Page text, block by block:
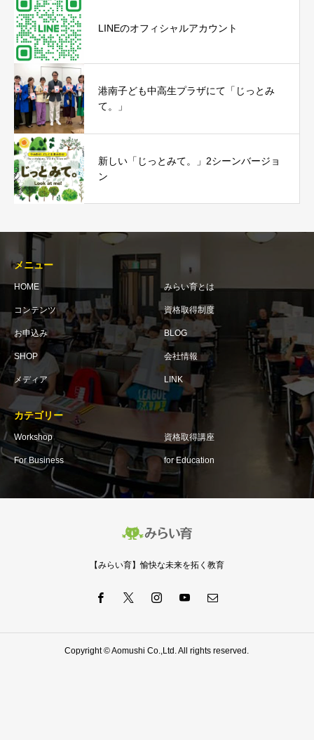
LINEのオフィシャルアカウント
港南子ども中高生プラザにて「じっとみ
て。」
新しい「じっとみて。」2シーンバージョ
ン
メニュー
HOME みらい育とは
コンテンツ 資格取得制度
お申込み BLOG
SHOP 会社情報
メディア LINK
カテゴリー
Workshop 資格取得講座
For Business for Education
【みらい育】愉快な未来を拓く教育
Copyright © Aomushi Co.,Ltd. All rights reserved.